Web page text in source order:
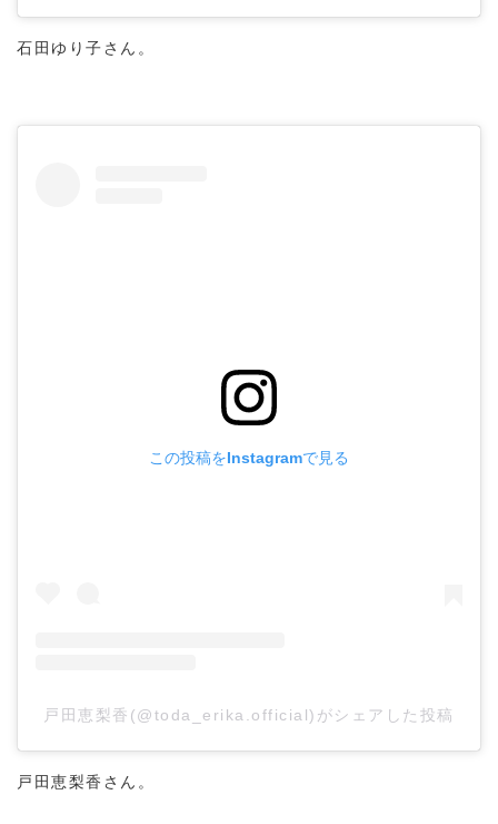
石田ゆり子さん。
この投稿をInstagramで見る
戸田恵梨香(@toda_erika.official)がシェアした投稿
戸田恵梨香さん。